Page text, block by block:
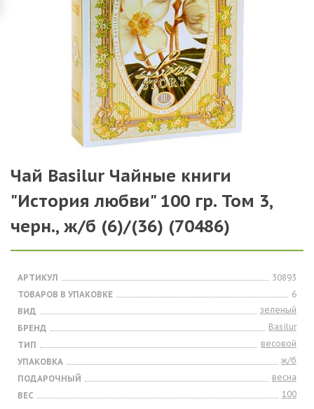
Чай Basilur Чайные книги
"История любви" 100 гр. Том 3,
черн., ж/б (6)/(36) (70486)
АРТИКУЛ
30893
ТОВАРОВ В УПАКОВКЕ
6
ВИД
зеленый
БРЕНД
Basilur
ТИП
весовой
УПАКОВКА
ж/б
ПОДАРОЧНЫЙ
весна
ВЕС
100